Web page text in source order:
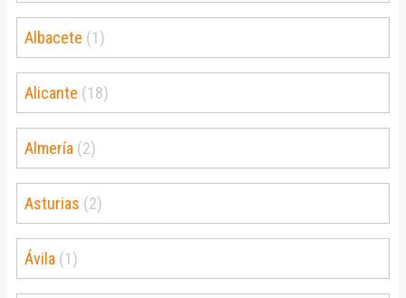
Albacete (1)
Alicante (18)
Almería (2)
Asturias (2)
Ávila (1)